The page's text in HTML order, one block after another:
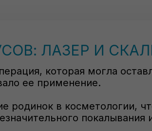
ЛАЗЕР И
которая могла
ее применение.
родинок в косметологии,
покалывания